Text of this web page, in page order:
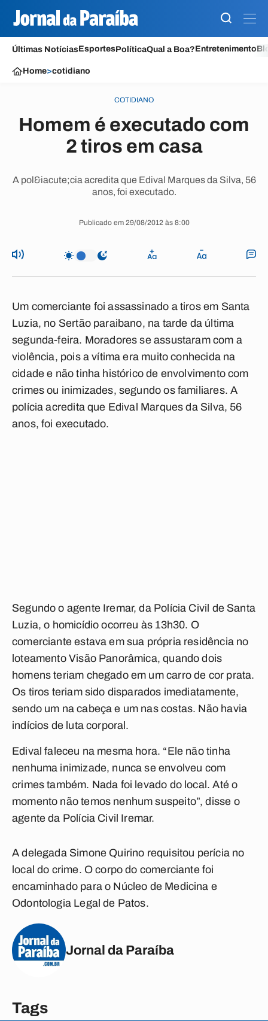
Últimas NotíciasEsportesPolíticaQual a Boa?Entretenimento
Home>cotidiano
COTIDIANO
Homem é executado com
2 tiros em casa
A pol&iacute;cia acredita que Edival Marques da Silva, 56
anos, foi executado.
Publicado em 29/08/2012 às 8:00
Um comerciante foi assassinado a tiros em Santa
Luzia, no Sertão paraibano, na tarde da última
segunda-feira. Moradores se assustaram com a
violência, pois a vítima era muito conhecida na
cidade e não tinha histórico de envolvimento com
crimes ou inimizades, segundo os familiares. A
polícia acredita que Edival Marques da Silva, 56
anos, foi executado.
Segundo o agente Iremar, da Polícia Civil de Santa
Luzia, o homicídio ocorreu às 13h30. O
comerciante estava em sua própria residência no
loteamento Visão Panorâmica, quando dois
homens teriam chegado em um carro de cor prata.
Os tiros teriam sido disparados imediatamente,
sendo um na cabeça e um nas costas. Não havia
indícios de luta corporal.
Edival faleceu na mesma hora. “Ele não tinha
nenhuma inimizade, nunca se envolveu com
crimes também. Nada foi levado do local. Até o
momento não temos nenhum suspeito”, disse o
agente da Polícia Civil Iremar.
A delegada Simone Quirino requisitou perícia no
local do crime. O corpo do comerciante foi
encaminhado para o Núcleo de Medicina e
Odontologia Legal de Patos.
Jornal da Paraíba
Tags